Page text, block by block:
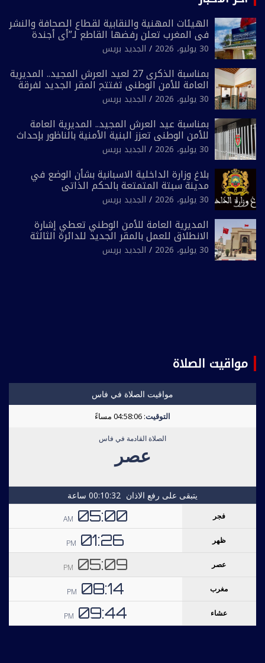
الهيئات المهنية والنقابية لقطاع الصحافة والنشر
في المغرب تعلن رفضها القاطع لـ”أي أجندة
انتخابية مُعدة على مقاس سياسي ومصلحي
ضيق”
30 يوليو، 2026 الجديد بريس
بمناسبة الذكرى 27 لعيد العرش المجيد.. المديرية
العامة للأمن الوطني تفتتح المقر الجديد لفرقة
الشرطة السياحية بفاس
30 يوليو، 2026 الجديد بريس
بمناسبة عيد العرش المجيد.. المديرية العامة
للأمن الوطني تعزز البنية الأمنية بالناظور بإحداث
فرقتين جديدتين
30 يوليو، 2026 الجديد بريس
بلاغ وزارة الداخلية الاسبانية بشأن الوضع في
مدينة سبتة المتمتعة بالحكم الذاتي
30 يوليو، 2026 الجديد بريس
المديرية العامة للأمن الوطني تعطي إشارة
الانطلاق للعمل بالمقر الجديد للدائرة الثالثة
للشرطة بولاية أمن العيون
30 يوليو، 2026 الجديد بريس
مواقيت الصلاة